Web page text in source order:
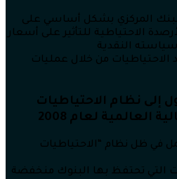
المركزي بشكل أساسي على
الاحتياطية للتأثير على أسعار
سياسته النقدية
الاحتياطيات من خلال عمليات
إلى نظام الاحتياطيات
العالمية لعام 2008
في ظل نظام “الاحتياطيات
التي تحتفظ بها البنوك منخفضة